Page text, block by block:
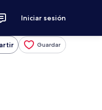
Iniciar sesión
Guardar